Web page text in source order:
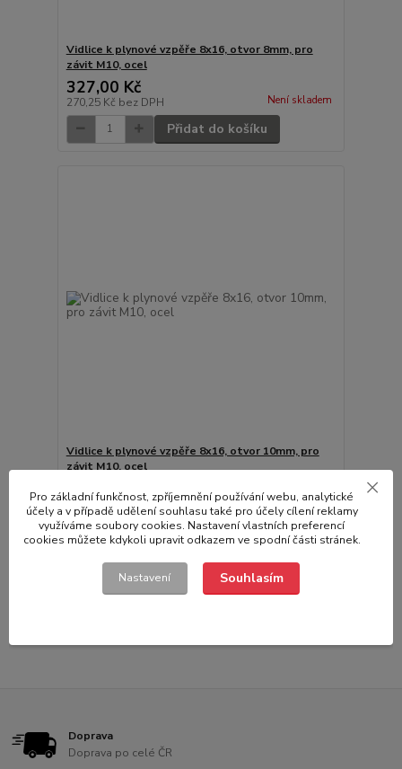
Vidlice k plynové vzpěře 8x16, otvor 8mm, pro
závit M10, ocel
327,00 Kč
270,25 Kč bez DPH Není skladem
Přidat do košíku
Vidlice k plynové vzpěře 8x16, otvor 10mm, pro
závit M10, ocel
333,00 Kč ks
275,21 Kčbez DPH Není skladem
Přidat do košíku
strana
Doprava
Doprava po celé ČR
Pro základní funkčnost, zpříjemnění používání webu, analytické
účely a v případě udělení souhlasu také pro účely cílení reklamy
využíváme soubory cookies. Nastavení vlastních preferencí
cookies můžete kdykoli upravit odkazem ve spodní části stránek.
Nastavení Souhlasím